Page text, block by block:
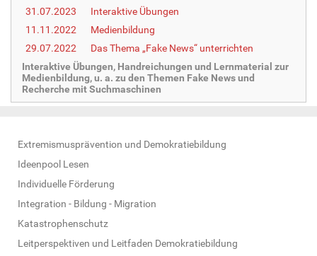
:
31.07.2023
Interaktive Übungen
11.11.2022
Medienbildung
29.07.2022
Das Thema „Fake News“ unterrichten
Interaktive Übungen, Handreichungen und Lernmaterial zur
Medienbildung, u. a. zu den Themen Fake News und
Recherche mit Suchmaschinen
N
a
v
i
g
Extremismusprävention und Demokratiebildung
Ideenpool Lesen
Individuelle Förderung
Integration - Bildung - Migration
Katastrophenschutz
Leitperspektiven und Leitfaden Demokratiebildung